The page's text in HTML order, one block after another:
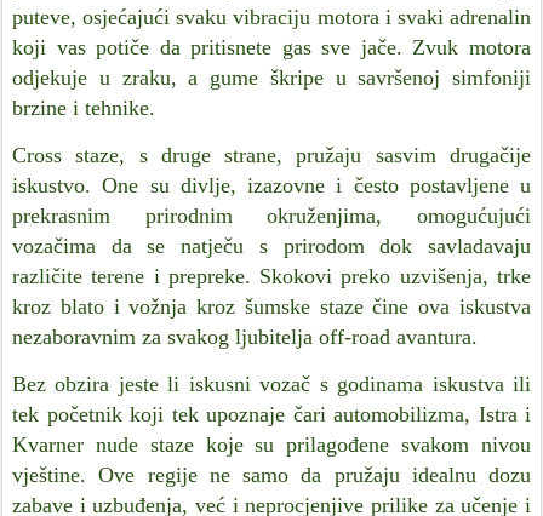
puteve, osjećajući svaku vibraciju motora i svaki adrenalin
koji vas potiče da pritisnete gas sve jače. Zvuk motora
odjekuje u zraku, a gume škripe u savršenoj simfoniji
brzine i tehnike.
Cross staze, s druge strane, pružaju sasvim drugačije
iskustvo. One su divlje, izazovne i često postavljene u
prekrasnim prirodnim okruženjima, omogućujući
vozačima da se natječu s prirodom dok savladavaju
različite terene i prepreke. Skokovi preko uzvišenja, trke
kroz blato i vožnja kroz šumske staze čine ova iskustva
nezaboravnim za svakog ljubitelja off-road avantura.
Bez obzira jeste li iskusni vozač s godinama iskustva ili
tek početnik koji tek upoznaje čari automobilizma, Istra i
Kvarner nude staze koje su prilagođene svakom nivou
vještine. Ove regije ne samo da pružaju idealnu dozu
zabave i uzbuđenja, već i neprocjenjive prilike za učenje i